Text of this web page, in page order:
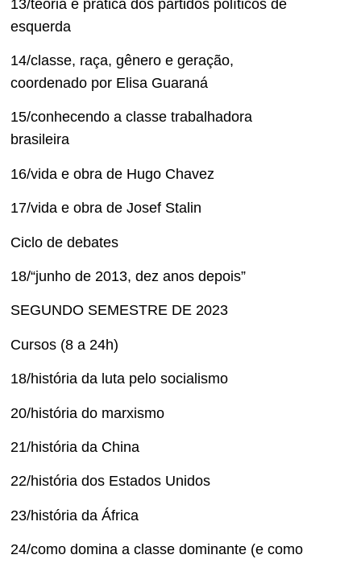
13/teoria e prática dos partidos políticos de
esquerda
14/classe, raça, gênero e geração,
coordenado por Elisa Guaraná
15/conhecendo a classe trabalhadora
brasileira
16/vida e obra de Hugo Chavez
17/vida e obra de Josef Stalin
Ciclo de debates
18/“junho de 2013, dez anos depois”
SEGUNDO SEMESTRE DE 2023
Cursos (8 a 24h)
18/história da luta pelo socialismo
20/história do marxismo
21/história da China
22/história dos Estados Unidos
23/história da África
24/como domina a classe dominante (e como